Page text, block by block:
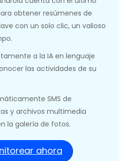
obtener resúmenes de
con un solo clic, un valioso
a la IA en lenguaje
las actividades de su
SMS de
y archivos multimedia
la galería de fotos.
ahora